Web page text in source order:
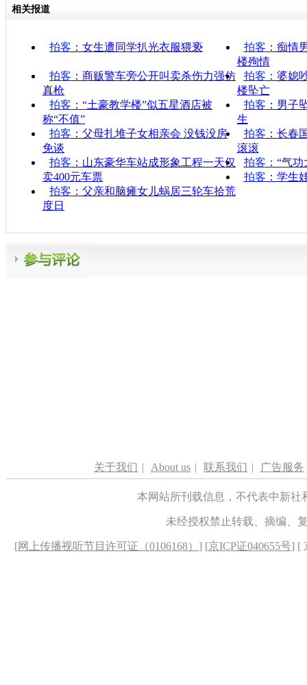
相关报道
拍客 ：女生遭同学扒光衣服猥亵 拍客 ：痴情
楼殉情
拍客 ：商贩警车旁公开叫卖杀伤力强仿
真枪
拍客 ：婆媳
楼坠亡
拍客 ：“土豪教学楼”似五星酒店被
称“不值”
拍客 ：男子
生
拍客 ：父母扎堆子女相亲会 没钱没房
免谈
拍客 ：长春
滚滚
拍客 ：山东豪华车站成形象工程一天仅
卖400元车票
拍客 ：“气
拍客 ：学生
拍客 ：父亲和脑瘫女儿蜗居三轮车拾荒
度日
关于我们 | About us | 联系我们 | 广告服务
本网站所刊载信息，不代表中新
未经授权禁止转载、摘编、
[网上传播视听节目许可证（0106168） ] [京ICP证040655号] [